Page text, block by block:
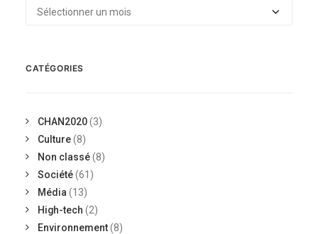
Archives
CATÉGORIES
CHAN2020(3)
Culture(8)
Non classé(8)
Société(61)
Média (13)
High-tech (2)
Environnement(8)